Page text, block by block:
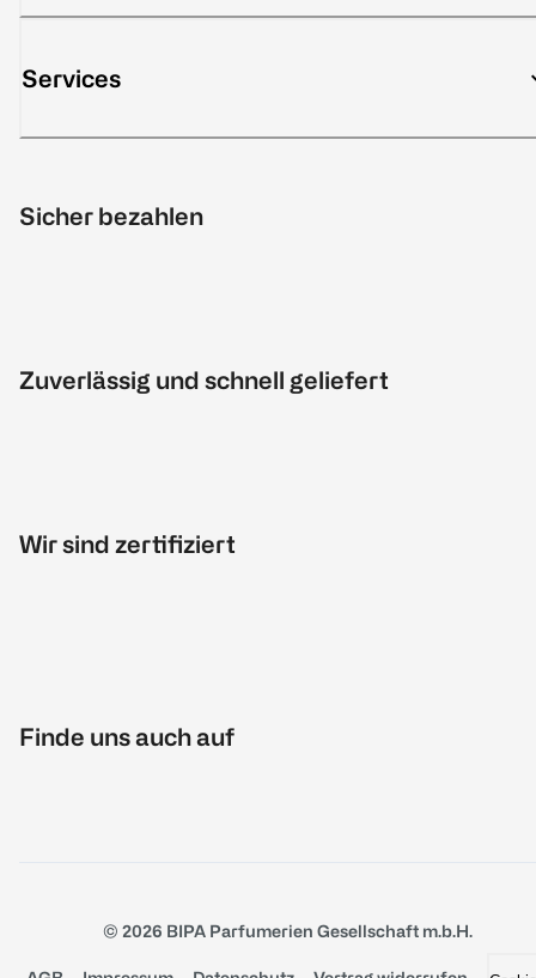
Services
Sicher bezahlen
Zuverlässig und schnell geliefert
Wir sind zertifiziert
Finde uns auch auf
© 2026 BIPA Parfumerien Gesellschaft m.b.H.